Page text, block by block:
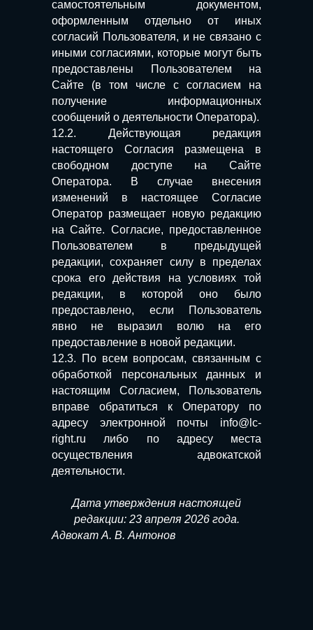
самостоятельным документом,
оформленным отдельно от иных
согласий Пользователя, и не связано с
иными согласиями, которые могут быть
предоставлены Пользователем на
Сайте (в том числе с согласием на
получение информационных
сообщений о деятельности Оператора).
12.2. Действующая редакция
настоящего Согласия размещена в
свободном доступе на Сайте
Оператора. В случае внесения
изменений в настоящее Согласие
Оператор размещает новую редакцию
на Сайте. Согласие, предоставленное
Пользователем в предыдущей
редакции, сохраняет силу в пределах
срока его действия на условиях той
редакции, в которой оно было
предоставлено, если Пользователь
явно не выразил волю на его
предоставление в новой редакции.
12.3. По всем вопросам, связанным с
обработкой персональных данных и
настоящим Согласием, Пользователь
вправе обратиться к Оператору по
адресу электронной почты info@lc-
right.ru либо по адресу места
осуществления адвокатской
деятельности.
Дата утверждения настоящей
редакции: 23 апреля 2026 года.
Адвокат А. В. Антонов